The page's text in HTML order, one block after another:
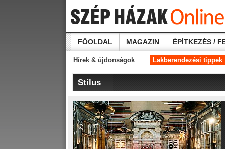
FŐOLDAL MAGAZIN ÉPÍTKEZÉS /
Hírek & újdonságok Lakberendezési tippek
Stílus